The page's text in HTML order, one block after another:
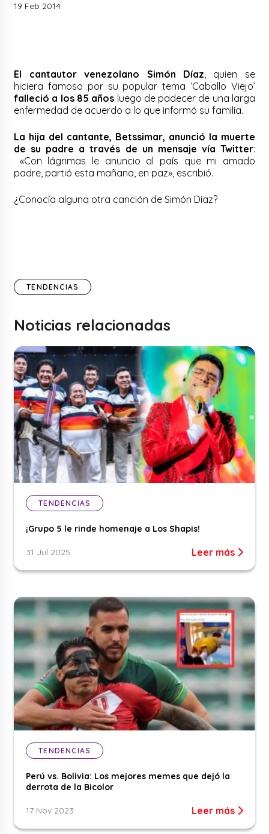
19 Feb 2014
El cantautor venezolano Simón Díaz, quien se
hiciera famoso por su popular tema ‘Caballo Viejo’
falleció a los 85 años luego de padecer de una larga
enfermedad de acuerdo a lo que informó su familia.
La hija del cantante, Betssimar, anunció la muerte
de su padre a través de un mensaje vía Twitter:
«Con lágrimas le anuncio al país que mi amado
padre, partió esta mañana, en paz», escribió.
¿Conocía alguna otra canción de Simón Díaz?
TENDENCIAS
Noticias relacionadas
TENDENCIAS
¡Grupo 5 le rinde homenaje a Los Shapis!
31 Jul 2025 Leer más
TENDENCIAS
Perú vs. Bolivia: Los mejores memes que dejó la
derrota de la Bicolor
17 Nov 2023 Leer más